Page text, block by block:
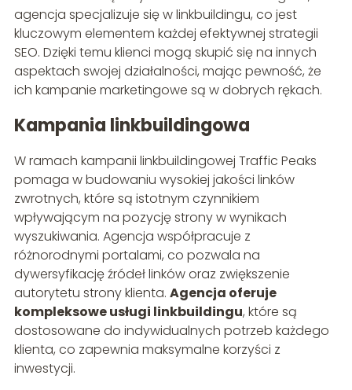
agencja specjalizuje się w linkbuildingu, co jest
kluczowym elementem każdej efektywnej strategii
SEO. Dzięki temu klienci mogą skupić się na innych
aspektach swojej działalności, mając pewność, że
ich kampanie marketingowe są w dobrych rękach.
Kampania linkbuildingowa
W ramach kampanii linkbuildingowej Traffic Peaks
pomaga w budowaniu wysokiej jakości linków
zwrotnych, które są istotnym czynnikiem
wpływającym na pozycję strony w wynikach
wyszukiwania. Agencja współpracuje z
różnorodnymi portalami, co pozwala na
dywersyfikację źródeł linków oraz zwiększenie
autorytetu strony klienta. Agencja oferuje
kompleksowe usługi linkbuildingu, które są
dostosowane do indywidualnych potrzeb każdego
klienta, co zapewnia maksymalne korzyści z
inwestycji.